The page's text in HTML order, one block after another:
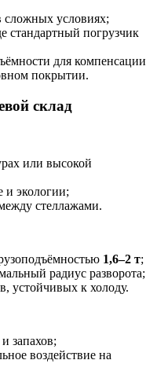
сложных условиях;
стандартный погрузчик
для компенсации
покрытии.
склад
или высокой
и экологии;
стеллажами.
1,6–2 т;
радиус разворота;
устойчивых к холоду.
запахов;
воздействие на